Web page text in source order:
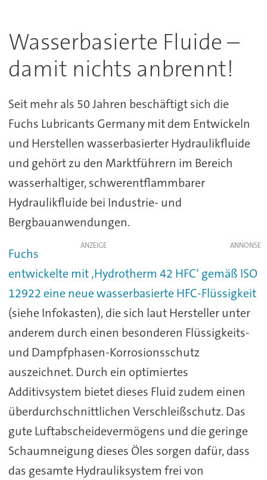
Wasserbasierte Fluide –
damit nichts anbrennt!
Seit mehr als 50 Jahren beschäftigt sich die
Fuchs Lubricants Germany mit dem Entwickeln
und Herstellen wasserbasierter Hydraulikfluide
und gehört zu den Marktführern im Bereich
wasserhaltiger, schwerentflammbarer
Hydraulikfluide bei Industrie- und
Bergbauanwendungen.
ANZEIGE
Fuchs
entwickelte mit ‚Hydrotherm 42 HFC‘ gemäß ISO
12922 eine neue wasserbasierte HFC-Flüssigkeit
(siehe Infokasten), die sich laut Hersteller unter
anderem durch einen besonderen Flüssigkeits-
und Dampfphasen-Korrosionsschutz
auszeichnet. Durch ein optimiertes
Additivsystem bietet dieses Fluid zudem einen
überdurchschnittlichen Verschleißschutz. Das
gute Luftabscheidevermögens und die geringe
Schaumneigung dieses Öles sorgen dafür, dass
das gesamte Hydrauliksystem frei von